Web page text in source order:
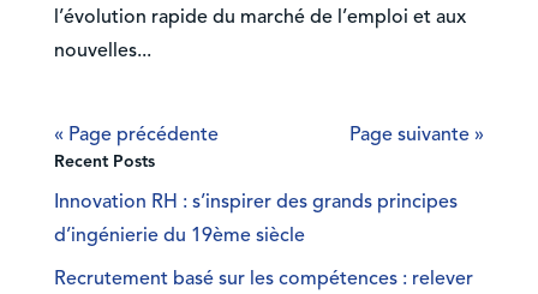
l’évolution rapide du marché de l’emploi et aux
nouvelles...
« Page précédente Page suivante »
Recent Posts
Innovation RH : s’inspirer des grands principes
d’ingénierie du 19ème siècle
Recrutement basé sur les compétences : relever